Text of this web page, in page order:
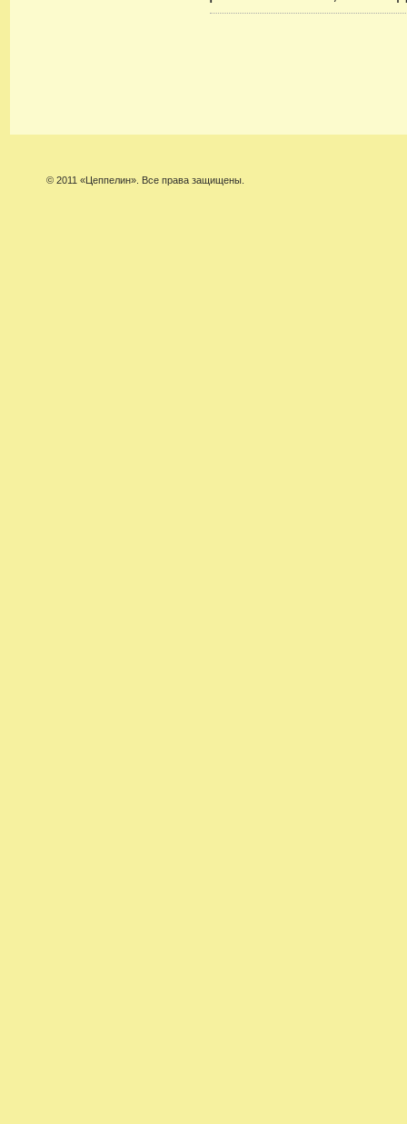
© 2011 «Цеппелин». Все права защищены.